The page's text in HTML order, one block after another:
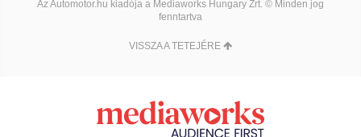
Az Automotor.hu kiadója a Mediaworks Hungary Zrt. © Minden jog
fenntartva
VISSZA A TETEJÉRE